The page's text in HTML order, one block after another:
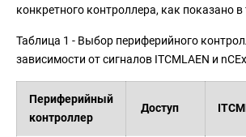
конкретного контроллера, как показано в
Таблица 1 - Выбор периферийного
зависимости от сигналов ITCMLAEN и nCEx
Периферийный
контроллер
Доступ